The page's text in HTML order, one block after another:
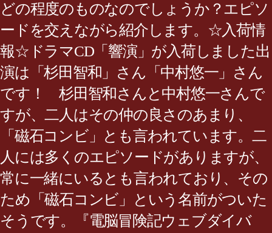
どの程度のものなのでしょうか？エピソ
ードを交えながら紹介します。☆入荷情
報☆ドラマCD「響演」が入荷しました出
演は「杉田智和」さん「中村悠一」さん
です！ 杉田智和さんと中村悠一さんで
すが、二人はその仲の良さのあまり、
「磁石コンビ」とも言われています。二
人には多くのエピソードがありますが、
常に一緒にいるとも言われており、その
ため「磁石コンビ」という名前がついた
そうです。『電脳冒険記ウェブダイバ